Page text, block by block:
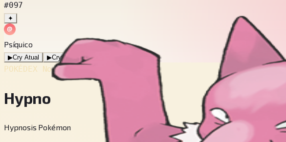
#097
✦
Psíquico
▶Cry Atual ▶Cry Antigo
POKÉDEX No.#097
Hypno
Hypnosis Pokémon